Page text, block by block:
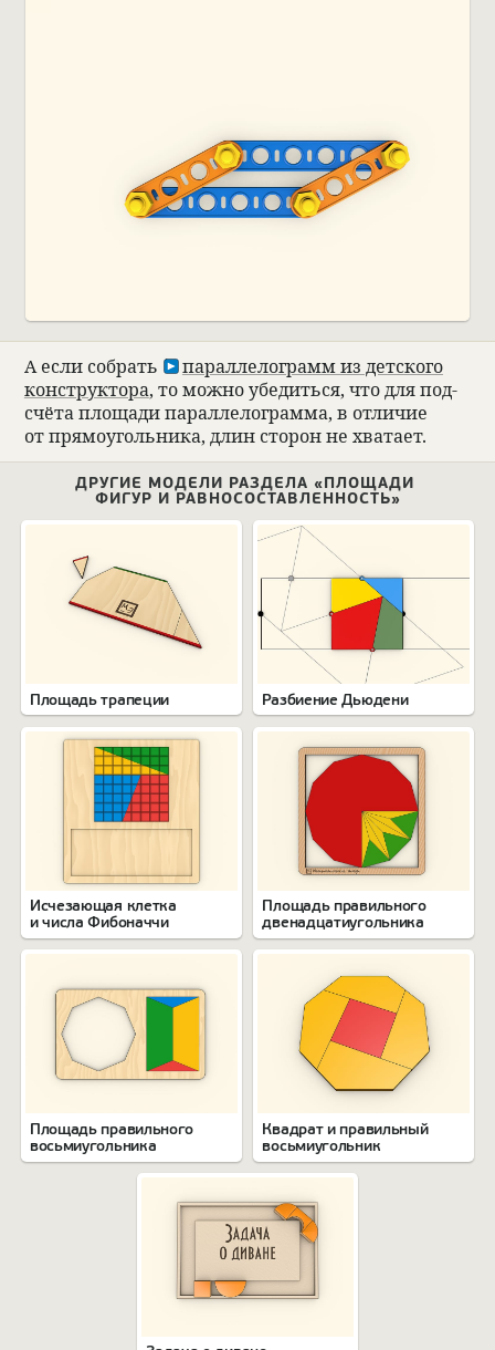
А если собрать
парал­ле­лограмм из дет­ского
кон­струк­тора, то можно убе­диться, что для под­
счёта площади парал­ле­лограмма, в отли­чие
от прямо­уголь­ника, длин сто­рон не хва­тает.
ДРУГИЕ МОДЕЛИ РАЗДЕЛА «ПЛОЩАДИ
ФИГУР И РАВНОСОСТАВЛЕННОСТЬ»
Площадь трапеции Разбиение Дьюдени
Исчезающая клетка
и числа Фибоначчи
Площадь правильного
двенадцатиугольника
Площадь правильного
восьмиугольника
Квадрат и правильный
восьмиугольник